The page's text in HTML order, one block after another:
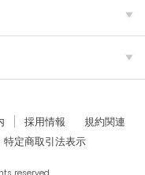
採用情報
規約関連
特定商取引法表示